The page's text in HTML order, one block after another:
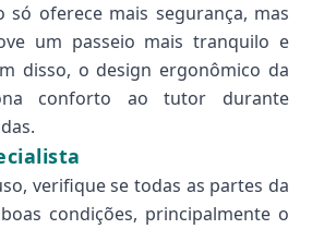
só oferece mais segurança, mas
um passeio mais tranquilo e
disso, o design ergonômico da
conforto ao tutor durante
verifique se todas as partes da
condições, principalmente o